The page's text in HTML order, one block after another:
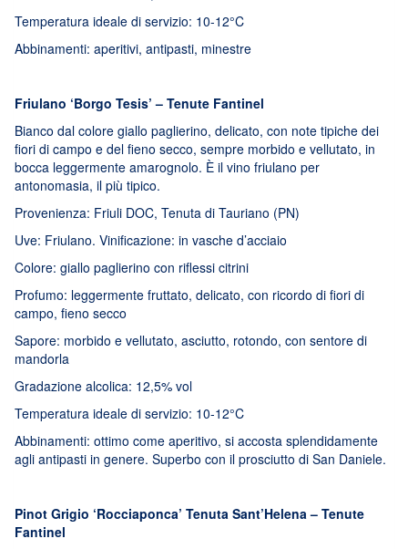
Temperatura ideale di servizio: 10-12°C
Abbinamenti: aperitivi, antipasti, minestre
Friulano ‘Borgo Tesis’ – Tenute Fantinel
Bianco dal colore giallo paglierino, delicato, con note tipiche dei
fiori di campo e del fieno secco, sempre morbido e vellutato, in
bocca leggermente amarognolo. È il vino friulano per
antonomasia, il più tipico.
Provenienza: Friuli DOC, Tenuta di Tauriano (PN)
Uve: Friulano. Vinificazione: in vasche d’acciaio
Colore: giallo paglierino con riflessi citrini
Profumo: leggermente fruttato, delicato, con ricordo di fiori di
campo, fieno secco
Sapore: morbido e vellutato, asciutto, rotondo, con sentore di
mandorla
Gradazione alcolica: 12,5% vol
Temperatura ideale di servizio: 10-12°C
Abbinamenti: ottimo come aperitivo, si accosta splendidamente
agli antipasti in genere. Superbo con il prosciutto di San Daniele.
Pinot Grigio ‘Rocciaponca’ Tenuta Sant’Helena – Tenute
Fantinel